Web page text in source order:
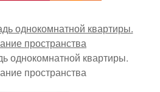
однокомнатной квартиры.
пространства